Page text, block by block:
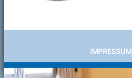
IMPRESSUM